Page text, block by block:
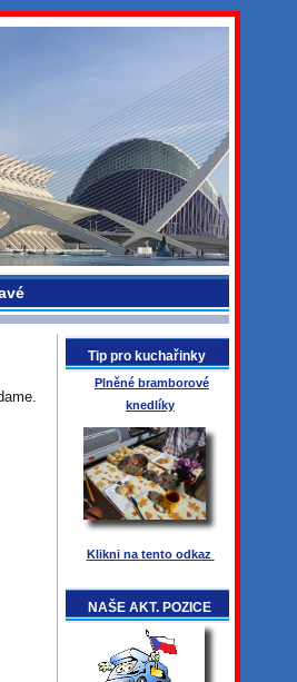
Tip pro kuchařinky
Plněné bramborové
knedlíky
Klikni na tento odkaz
NAŠE AKT. POZICE